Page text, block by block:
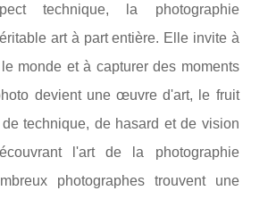
technique, la photographie
art à part entière. Elle invite à
monde et à capturer des moments
devient une œuvre d'art, le fruit
technique, de hasard et de vision
l'art de la photographie
photographes trouvent une